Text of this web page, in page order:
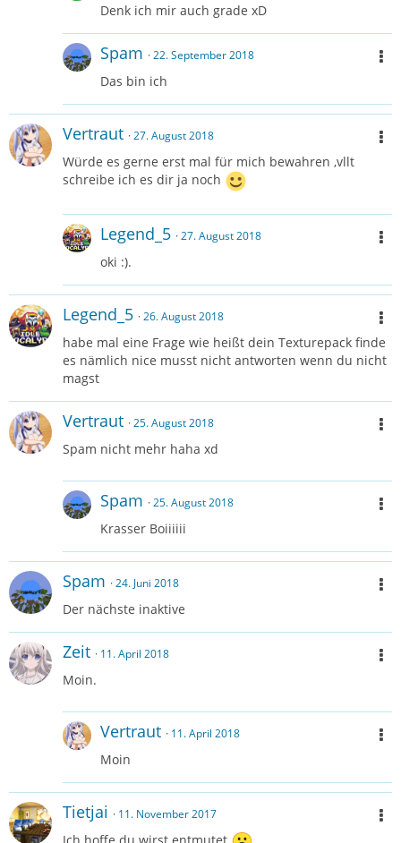
Denk ich mir auch grade xD
Spam 22. September 2018
Das bin ich
Vertraut 27. August 2018
Würde es gerne erst mal für mich bewahren ,vllt
schreibe ich es dir ja noch
Legend_5 27. August 2018
oki :).
Legend_5 26. August 2018
habe mal eine Frage wie heißt dein Texturepack finde
es nämlich nice musst nicht antworten wenn du nicht
magst
Vertraut 25. August 2018
Spam nicht mehr haha xd
Spam 25. August 2018
Krasser Boiiiiii
Spam 24. Juni 2018
Der nächste inaktive
Zeit 11. April 2018
Moin.
Vertraut 11. April 2018
Moin
Tietjai 11. November 2017